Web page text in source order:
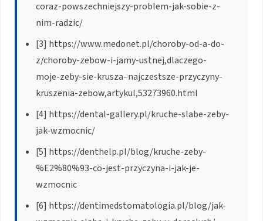
coraz-powszechniejszy-problem-jak-sobie-z-
nim-radzic/
[3] https://www.medonet.pl/choroby-od-a-do-
z/choroby-zebow-i-jamy-ustnej,dlaczego-
moje-zeby-sie-krusza–najczestsze-przyczyny-
kruszenia-zebow,artykul,53273960.html
[4] https://dental-gallery.pl/kruche-slabe-zeby-
jak-wzmocnic/
[5] https://denthelp.pl/blog/kruche-zeby-
%E2%80%93-co-jest-przyczyna-i-jak-je-
wzmocnic
[6] https://dentimedstomatologia.pl/blog/jak-